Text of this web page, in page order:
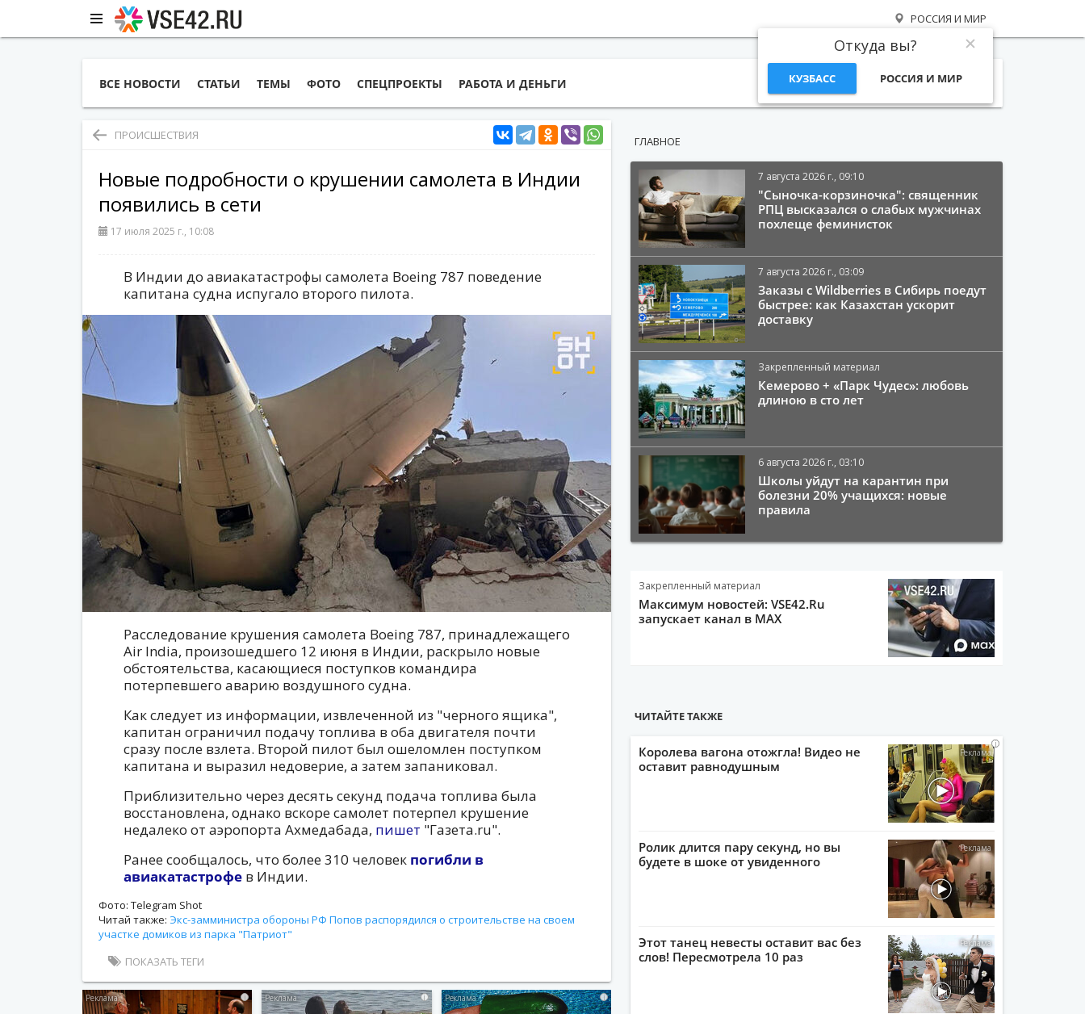
РОССИЯ И МИР
Откуда вы?
КУЗБАСС РОССИЯ И МИР
ВСЕ НОВОСТИ СТАТЬИ ТЕМЫ ФОТО СПЕЦПРОЕКТЫ РАБОТА И ДЕНЬГИ
ПРОИСШЕСТВИЯ
Новые подробности о крушении самолета в Индии
появились в сети
17 июля 2025 г., 10:08
В Индии до авиакатастрофы самолета Boeing 787 поведение
капитана судна испугало второго пилота.
Расследование крушения самолета Boeing 787, принадлежащего
Air India, произошедшего 12 июня в Индии, раскрыло новые
обстоятельства, касающиеся поступков командира
потерпевшего аварию воздушного судна.
Как следует из информации, извлеченной из "черного ящика",
капитан ограничил подачу топлива в оба двигателя почти
сразу после взлета. Второй пилот был ошеломлен поступком
капитана и выразил недоверие, а затем запаниковал.
Приблизительно через десять секунд подача топлива была
восстановлена, однако вскоре самолет потерпел крушение
недалеко от аэропорта Ахмедабада, пишет "Газета.ru".
Ранее сообщалось, что более 310 человек погибли в
авиакатастрофев Индии.
Фото: Telegram Shot
Читай также: Экс-замминистра обороны РФ Попов распорядился о строительстве на своем
участке домиков из парка "Патриот"
ПОКАЗАТЬ ТЕГИ
i i i
ГЛАВНОЕ
7 августа 2026 г., 09:10
"Сыночка-корзиночка": священник
РПЦ высказался о слабых мужчинах
похлеще феминисток
7 августа 2026 г., 03:09
Заказы с Wildberries в Сибирь поедут
быстрее: как Казахстан ускорит
доставку
Закрепленный материал
Кемерово + «Парк Чудес»: любовь
длиною в сто лет
6 августа 2026 г., 03:10
Школы уйдут на карантин при
болезни 20% учащихся: новые
правила
Закрепленный материал
Максимум новостей: VSE42.Ru
запускает канал в MAX
ЧИТАЙТЕ ТАКЖЕ
i
Королева вагона отожгла! Видео не
оставит равнодушным
i
Ролик длится пару секунд, но вы
будете в шоке от увиденного
i
Этот танец невесты оставит вас без
слов! Пересмотрела 10 раз
i